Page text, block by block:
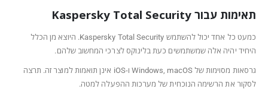
תאימות עבור Kaspersky Total Security
כמעט כל אחד יכול להשתמש Kaspersky Total Security. היוצא מן הכלל
היחיד יהיה אלה שמשתמשים כעת בלינוקס לצרכי המחשוב שלהם.
גרסאות מסוימות של Windows, macOS ו-iOS אינן תואמות למוצר זה. תרצה
לסקור את הרשימה הנוכחית של מערכות ההפעלה למטה.